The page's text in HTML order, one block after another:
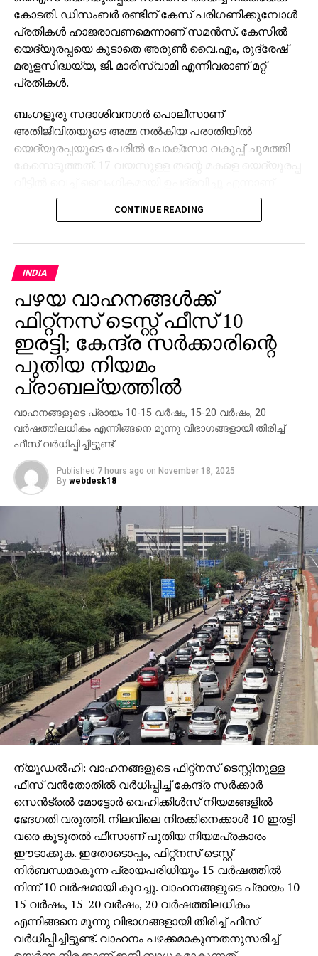
കോടതി. ഡിസംബര്‍ രണ്ടിന് കേസ് പരിഗണിക്കുമ്പോള്‍
പ്രതികള്‍ ഹാജരാവണമെന്നാണ് സമന്‍സ്. കേസില്‍
യെദ്യൂരപ്പയെ കൂടാതെ അരുണ്‍ വൈ.എം, രുദ്രേഷ്
മരുളസിദ്ധയ്യ, ജി. മാരിസ്വാമി എന്നിവരാണ് മറ്റ്
പ്രതികള്‍.
ബംഗളൂരു സദാശിവനഗര്‍ പൊലീസാണ്
അതിജീവിതയുടെ അമ്മ നല്‍കിയ പരാതിയില്‍
യെദ്യൂരപ്പയുടെ പേരില്‍ പോക്‌സോ വകുപ്പ് ചുമത്തി
കേസെടുത്തത്. 17 വയസുള്ള തന്റെ മകളെ യെദ്യൂരപ്പ
പെണ്‍കുട്ടിയുടെ അമ്മയുടെ പരാതി. അന്വേഷണം
പിന്നീട് സര്‍ക്കാര്‍ സിഐഡിക്ക് കൈമാറി. കേസ്
ആവശ്യപ്പെട്ട് സമന്‍സ് അയച്ചത് ചോദ്യം ചെയ്ത്
യെദ്യൂരപ്പ ഹൈക്കോടതിയെ സമീപിച്ചു. എന്നാല്‍,
കേസ് റദ്ദാക്കണമെന്ന യെദ്യൂരപ്പയുടെ ആവശ്യം
ഹൈക്കോടതി തള്ളിയിരുന്നു.
കേസില്‍ യെദ്യൂരപ്പ വിചാരണ നേരിടണമെന്നും
ഹൈക്കോടതി വിധിച്ചിരുന്നു. കേസിന്റെ വിചാരണയില്‍
അത്യാവശ്യമല്ലെങ്കില്‍ നേരിട്ട് ഹാജരാകാന്‍
ഉത്തരവിട്ടു. ജസ്റ്റിസ് എം.ഐ അരുണിന്റെ സിംഗിള്‍
ബെഞ്ചിന്റെയായിരുന്നു വിധി. ഹൈക്കോടതി വിധിക്ക്
പിന്നാലെ സ്‌പെഷ്യല്‍ പബ്ലിക്ക് പ്രോസിക്യൂട്ടര്‍
അശോക് നായിക് അതിവേഗ കോടതിയെ
സമീപിക്കുകയായിരുന്നു.
CONTINUE READING
INDIA
പഴയ വാഹനങ്ങള്‍ക്ക്
ഫിറ്റ്‌നസ് ടെസ്റ്റ് ഫീസ് 10
ഇരട്ടി; കേന്ദ്ര സര്‍ക്കാരിന്റെ
പുതിയ നിയമം
പ്രാബല്യത്തില്‍
വാഹനങ്ങളുടെ പ്രായം 10-15 വര്‍ഷം, 15-20 വര്‍ഷം, 20
വര്‍ഷത്തിലധികം എന്നിങ്ങനെ മൂന്നു വിഭാഗങ്ങളായി തിരിച്ച്
ഫീസ് വര്‍ധിപ്പിച്ചിട്ടുണ്ട്.
Published 7 hours ago on November 18, 2025
By webdesk18
ന്യൂഡല്‍ഹി: വാഹനങ്ങളുടെ ഫിറ്റ്‌നസ് ടെസ്റ്റിനുള്ള
ഫീസ് വന്‍തോതില്‍ വര്‍ധിപ്പിച്ച് കേന്ദ്ര സര്‍ക്കാര്‍
സെന്‍ട്രല്‍ മോട്ടോര്‍ വെഹിക്കിള്‍സ് നിയമങ്ങളില്‍
ഭേദഗതി വരുത്തി. നിലവിലെ നിരക്കിനെക്കാള്‍ 10 ഇരട്ടി
വരെ കൂടുതല്‍ ഫീസാണ് പുതിയ നിയമപ്രകാരം
ഈടാക്കുക. ഇതോടൊപ്പം, ഫിറ്റ്‌നസ് ടെസ്റ്റ്
നിര്‍ബന്ധമാകുന്ന പ്രായപരിധിയും 15 വര്‍ഷത്തില്‍
നിന്ന് 10 വര്‍ഷമായി കുറച്ചു. വാഹനങ്ങളുടെ പ്രായം 10-
15 വര്‍ഷം, 15-20 വര്‍ഷം, 20 വര്‍ഷത്തിലധികം
എന്നിങ്ങനെ മൂന്നു വിഭാഗങ്ങളായി തിരിച്ച് ഫീസ്
വര്‍ധിപ്പിച്ചിട്ടുണ്ട്. വാഹനം പഴക്കമാകുന്നതനുസരിച്ച്